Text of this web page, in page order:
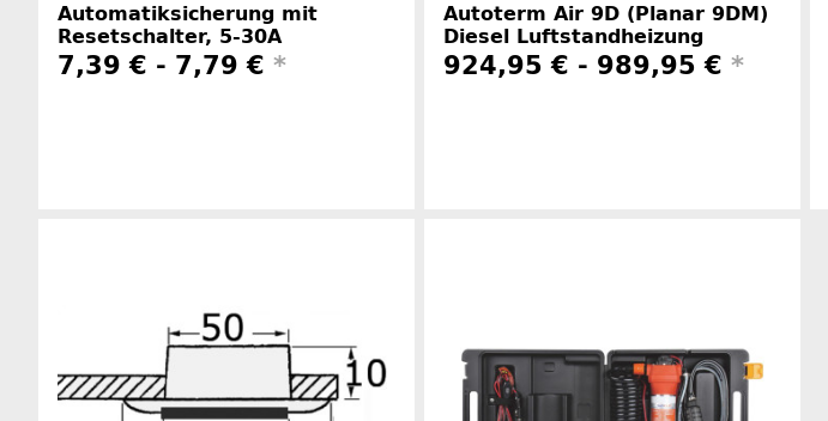
Automatiksicherung mit
Resetschalter, 5-30A
7,39 € - 7,79 € *
Autoterm Air 9D (Planar 9DM)
Diesel Luftstandheizung
924,95 € - 989,95 € *